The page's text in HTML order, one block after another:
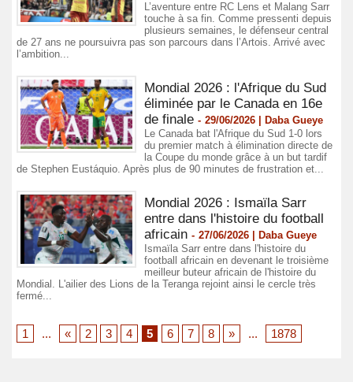
L’aventure entre RC Lens et Malang Sarr
touche à sa fin. Comme pressenti depuis
plusieurs semaines, le défenseur central
de 27 ans ne poursuivra pas son parcours dans l’Artois. Arrivé avec
l’ambition...
Mondial 2026 : l'Afrique du Sud
éliminée par le Canada en 16e
de finale - 29/06/2026 | Daba Gueye
Le Canada bat l'Afrique du Sud 1-0 lors
du premier match à élimination directe de
la Coupe du monde grâce à un but tardif
de Stephen Eustáquio. Après plus de 90 minutes de frustration et...
Mondial 2026 : Ismaïla Sarr
entre dans l'histoire du football
africain - 27/06/2026 | Daba Gueye
Ismaïla Sarr entre dans l'histoire du
football africain en devenant le troisième
meilleur buteur africain de l'histoire du
Mondial. L'ailier des Lions de la Teranga rejoint ainsi le cercle très
fermé...
1 ... « 2 3 4 5 6 7 8 » ... 1878